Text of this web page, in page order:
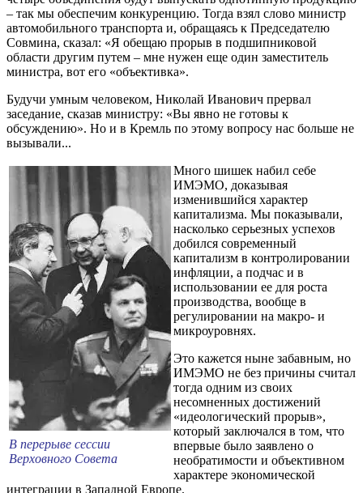
– так мы обеспечим конкуренцию. Тогда взял слово министр
автомобильного транспорта и, обращаясь к Председателю
Совмина, сказал: «Я обещаю прорыв в подшипниковой
области другим путем – мне нужен еще один заместитель
министра, вот его «объективка».
Будучи умным человеком, Николай Иванович прервал
заседание, сказав министру: «Вы явно не готовы к
обсуждению». Но и в Кремль по этому вопросу нас больше не
вызывали...
В перерыве сессии
Верховного Совета
Много шишек набил себе
ИМЭМО, доказывая
изменившийся характер
капитализма. Мы показывали,
насколько серьезных успехов
добился современный
капитализм в контролировании
инфляции, а подчас и в
использовании ее для роста
производства, вообще в
регулировании на макро- и
микроуровнях.
Это кажется ныне забавным, но
ИМЭМО не без причины считал
тогда одним из своих
несомненных достижений
«идеологический прорыв»,
который заключался в том, что
впервые было заявлено о
необратимости и объективном
характере экономической
интеграции в Западной Европе.